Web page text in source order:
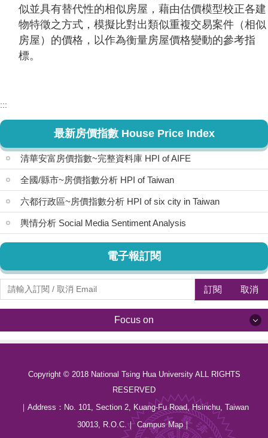
似並具有替代性的相似房屋，藉由估價模型校正各建
物特徵之方式，模擬比對出類似重複交易案件（相似
房屋）的價格，以作為衡量房屋價格變動的參考指
標。
:::
最新房價指數 House Price Index
清華安富房價指數~完整資料庫 HPI of AIFE
全國/縣市~房價指數分析 HPI of Taiwan
六都行政區~房價指數分析 HPI of six city in Taiwan
輿情分析 Social Media Sentiment Analysis
電子報訂閱
訂閱 取消
Focus on
Focus on
最新消息 News
關於我們 About us
Copyright © 2018 National Tsing Hua University ALL RIGHTS
RESERVED
｜Address： No. 101, Section 2, Kuang-Fu Road, Hsinchu, Taiwan
30013, R.O.C.｜ Campus Map｜